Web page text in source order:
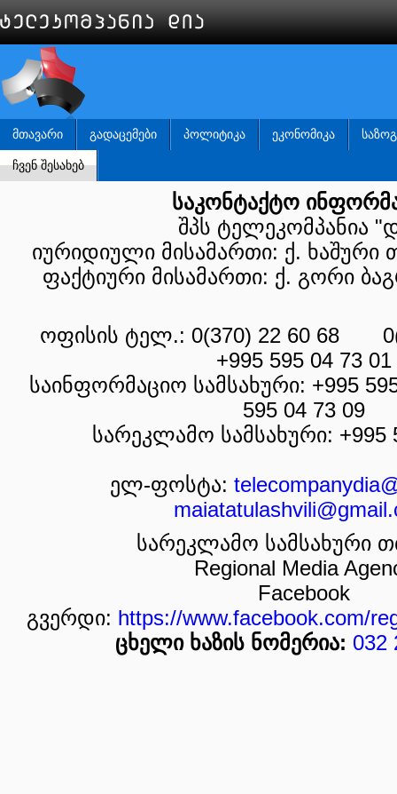
ᲛᲗᲐᲕᲐᲠᲘ ᲒᲐᲓᲐᲪᲔᲛᲔᲑᲘ ᲞᲝᲚᲘᲢᲘᲙᲐ ᲔᲙᲝᲜᲝᲛᲘᲙᲐ
ᲩᲕᲔᲜ ᲨᲔᲡᲐᲮᲔᲑ
საკონტაქტო
შპს ტელეკომპანია
იურიდიული მისამართი: ქ. ხაშური
ფაქტიური მისამართი: ქ. გორი
ოფისის ტელ.: 0(370) 22 60 68
+995 595 04 73 01
საინფორმაციო სამსახური: +995
595 04 73 09
სარეკლამო სამსახური: +995
ელ-ფოსტა:
სარეკლამო სამსახური
Regional Media
Facebook
გვერდი: https://www.facebook.com/
ცხელი ხაზის ნომერია: 032